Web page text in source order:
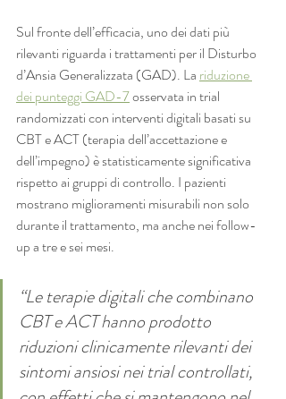
Sul fronte dell’efficacia, uno dei dati più
rilevanti riguarda i trattamenti per il Disturbo
d’Ansia Generalizzata (GAD). La riduzione
dei punteggi GAD-7 osservata in trial
randomizzati con interventi digitali basati su
CBT e ACT (terapia dell’accettazione e
dell’impegno) è statisticamente significativa
rispetto ai gruppi di controllo. I pazienti
mostrano miglioramenti misurabili non solo
durante il trattamento, ma anche nei follow-
up a tre e sei mesi.
“Le terapie digitali che combinano
CBT e ACT hanno prodotto
riduzioni clinicamente rilevanti dei
sintomi ansiosi nei trial controllati,